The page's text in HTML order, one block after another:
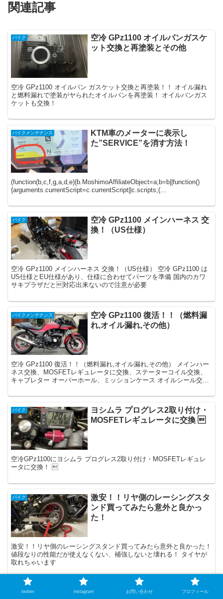
関連記事
バイク
空冷 GPz1100 オイルパンガスケ
ット交換と再塗装とその他
空冷 GPz1100 オイルパン ガスケット交換と再塗装！！ オイル漏れ
と燃料漏れで塗装がヤられたオイルパンを再塗装！ オイルパンガス
ケットも交換！
バイクメンテナンス
KTM車のメーターに表示し
た”SERVICE”を消す方法！
(function(b,c,f,g,a,d,e){b.MoshimoAffiliateObject=a;b=b||function()
{arguments.currentScript=c.currentScript||c.scripts;(...
バイク
空冷 GPz1100 メインハーネス 交
換！（US仕様）
空冷 GPz1100 メインハーネス 交換！（US仕様） 空冷 GPz1100 は
US仕様とEU仕様があり、仕様に合わせてパーツを準備 国内のカワ
サキプラザだと対応出来ないので注意が必要
バイクメンテナンス
空冷 GPz1100 復活！！（燃料漏
れ,オイル漏れ,その他）
空冷 GPz1100 復活！！（燃料漏れ,オイル漏れ,その他） メインハー
ネス交換、MOSFETレギュレータに交換、ステーターコイル交換、
キャブレター オーバーホール、ミッションケース オイルシール交
バイク
ヨシムラ プログレス2取り付け・
MOSFETレギュレータに交換 
空冷GPz1100にヨシムラ プログレス2取り付け・MOSFETレギュレ
ータに交換！ 
バイク
激安！！リヤ側のレーシングスタ
ンド買ってみたら意外と良かっ
た！
激安！！リヤ側のレーシングスタンド買ってみたら意外と良かった！
値段なりの性能だが使えなくない、補強しないと壊れる！ タイヤが
取れちゃいます
スポンサーリンク
twitter instagram お問い合わせ プロフィール